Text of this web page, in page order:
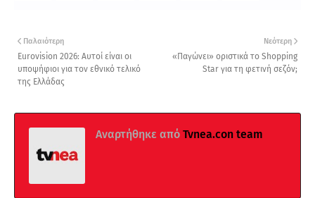
Νεότερη
«Παγώνει» οριστικά το Shopping
Star για τη φετινή σεζόν;
Παλαιότερη
Eurovision 2026: Αυτοί είναι οι
υποψήφιοι για τον εθνικό τελικό
της Ελλάδας
Αναρτήθηκε από Tvnea.con team